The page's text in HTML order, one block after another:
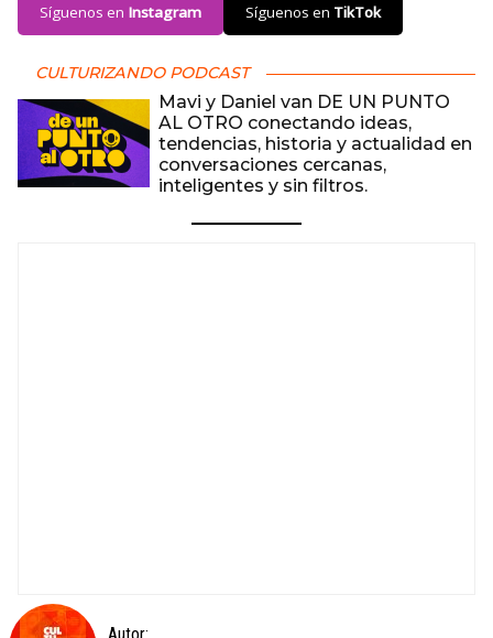
Síguenos en Instagram Síguenos en TikTok
CULTURIZANDO PODCAST
Mavi y Daniel van DE UN PUNTO
AL OTRO conectando ideas,
tendencias, historia y actualidad en
conversaciones cercanas,
inteligentes y sin filtros.